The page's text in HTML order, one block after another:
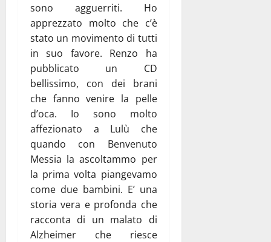
sono agguerriti. Ho
apprezzato molto che c’è
stato un movimento di tutti
in suo favore. Renzo ha
pubblicato un CD
bellissimo, con dei brani
che fanno venire la pelle
d’oca. Io sono molto
affezionato a Lulù che
quando con Benvenuto
Messia la ascoltammo per
la prima volta piangevamo
come due bambini. E’ una
storia vera e profonda che
racconta di un malato di
Alzheimer che riesce